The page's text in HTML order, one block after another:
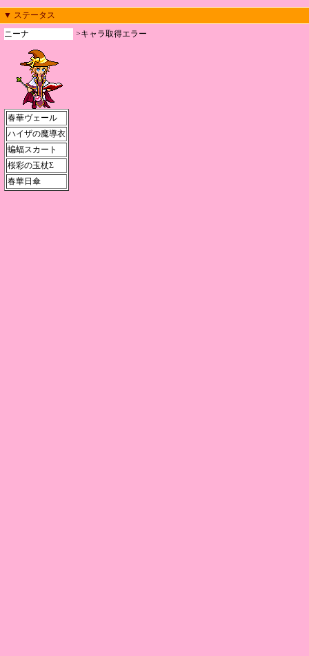
▼ ステータス
ニーナ
春華ヴェール
ハイザの魔導衣
蝙蝠スカート
桜彩の玉杖Σ
春華日傘
>キャラ取得エラー